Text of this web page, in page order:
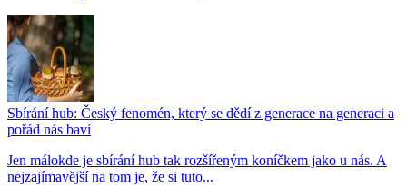
Sbírání hub: Český fenomén, který se dědí z generace na generaci a
pořád nás baví
Jen málokde je sbírání hub tak rozšířeným koníčkem jako u nás. A
nejzajímavější na tom je, že si tuto...